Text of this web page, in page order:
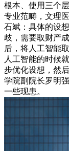
根本、使用三个
专业范畴，文理
石斌：具体的设
歧，需要取财产
后，将人工智能
人工智能的时候
步优化设想，然
学院副院长罗明
一些现患。